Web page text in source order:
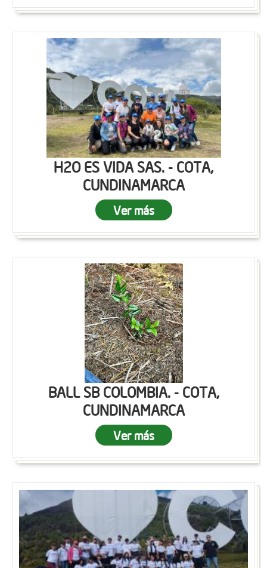
H2O ES VIDA SAS. - COTA,
CUNDINAMARCA
Ver más
BALL SB COLOMBIA. - COTA,
CUNDINAMARCA
Ver más